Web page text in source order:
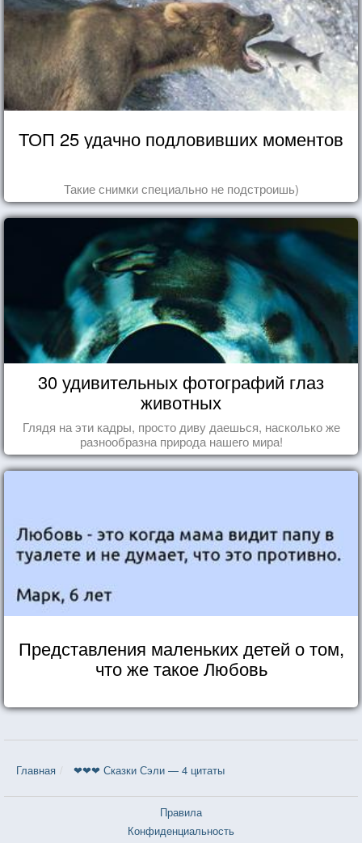
ТОП 25 удачно подловивших моментов
Такие снимки специально не подстроишь)
30 удивительных фотографий глаз
животных
Глядя на эти кадры, просто диву даешься, насколько же
разнообразна природа нашего мира!
Представления маленьких детей о том,
что же такое Любовь
Главная ❤❤❤ Сказки Сэли — 4 цитаты
Правила
Конфиденциальность